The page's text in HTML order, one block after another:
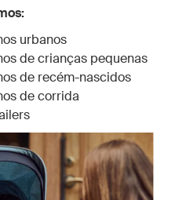
urbanos
de crianças pequenas
de recém-nascidos
de corrida